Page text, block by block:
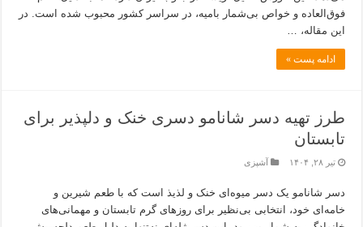
فوق‌العاده و خواص بی‌شمار بامیه، در سراسر کشور محبوب شده است. در
این مقاله، …
ادامه پست »
طرز تهیه دسر شانامو دسری خنک و دلپذیر برای
تابستان
تیر ۲۸, ۱۴۰۴ آشپزی
دسر شانامو یک دسر میوه‌ای خنک و لذیذ است که با طعم شیرین و
خامه‌ای خود، انتخابی بی‌نظیر برای روزهای گرم تابستان و مهمانی‌های